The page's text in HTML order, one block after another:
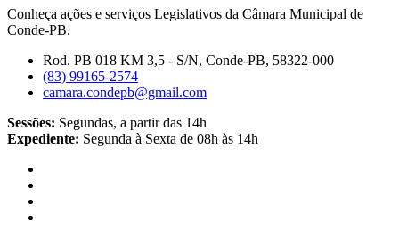
Conheça ações e serviços Legislativos da Câmara Municipal de
Conde-PB.
Rod. PB 018 KM 3,5 - S/N, Conde-PB, 58322-000
(83) 99165-2574
camara.condepb@gmail.com
Sessões: Segundas, a partir das 14h
Expediente: Segunda à Sexta de 08h às 14h